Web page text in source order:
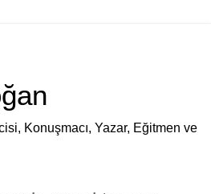
Konuşmacı, Yazar, Eğitmen ve